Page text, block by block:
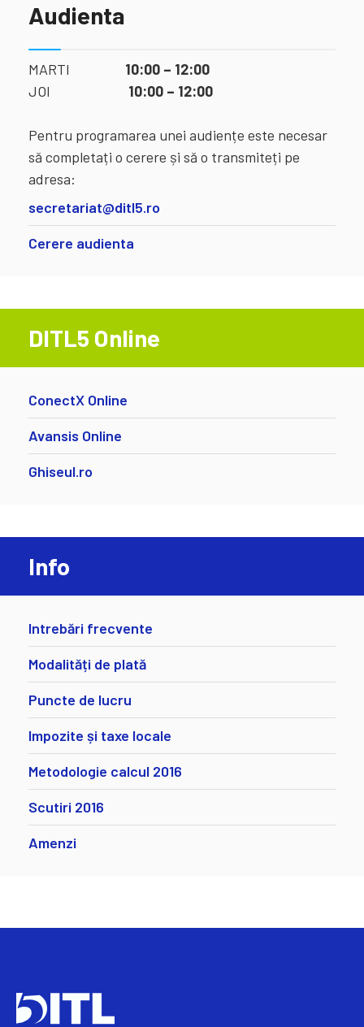
Audienta
MARTI 10:00 – 12:00
JOI 10:00 – 12:00
Pentru programarea unei audiențe este necesar
să completați o cerere și să o transmiteți pe
adresa:
secretariat@ditl5.ro
Cerere audienta
DITL5 Online
ConectX Online
Avansis Online
Ghiseul.ro
Info
Intrebări frecvente
Modalități de plată
Puncte de lucru
Impozite și taxe locale
Metodologie calcul 2016
Scutiri 2016
Amenzi